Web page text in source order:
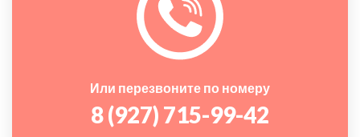
Или перезвоните по номеру
8 (927) 715-99-42